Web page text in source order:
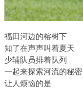
福田河边的榕树下
知了在声声叫着夏天
少辅队员排着队列
一起来探索河流的秘密
让人烦恼的是